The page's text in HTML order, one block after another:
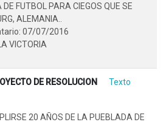
FUTBOL PARA CIEGOS QUE SE
ALEMANIA..
07/07/2016
VICTORIA
DE RESOLUCION
Texto
20 AÑOS DE LA PUEBLADA DE